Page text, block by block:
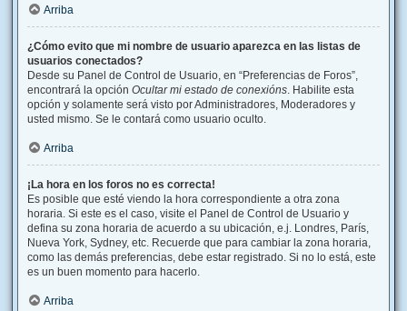
Arriba
¿Cómo evito que mi nombre de usuario aparezca en las listas de
usuarios conectados?
Desde su Panel de Control de Usuario, en “Preferencias de Foros”,
encontrará la opción Ocultar mi estado de conexións. Habilite esta
opción y solamente será visto por Administradores, Moderadores y
usted mismo. Se le contará como usuario oculto.
Arriba
¡La hora en los foros no es correcta!
Es posible que esté viendo la hora correspondiente a otra zona
horaria. Si este es el caso, visite el Panel de Control de Usuario y
defina su zona horaria de acuerdo a su ubicación, e.j. Londres, París,
Nueva York, Sydney, etc. Recuerde que para cambiar la zona horaria,
como las demás preferencias, debe estar registrado. Si no lo está, este
es un buen momento para hacerlo.
Arriba